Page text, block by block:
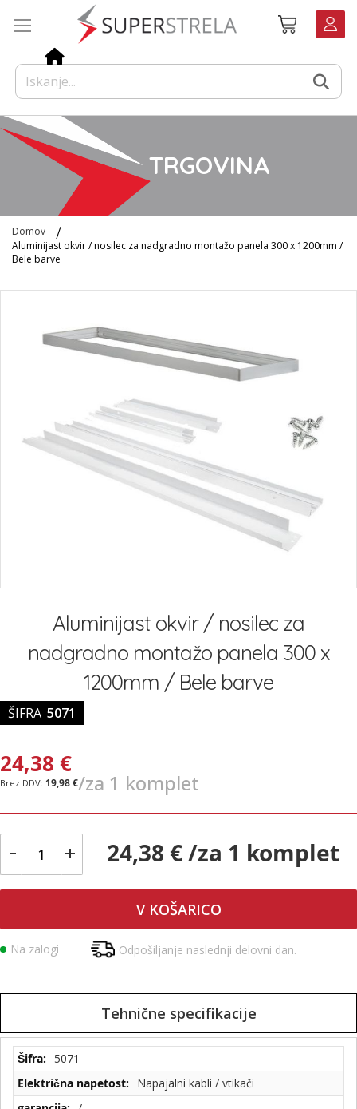
Košarica
TRGOVINA
Domov
Aluminijast okvir / nosilec za nadgradno montažo panela 300 x 1200mm /
Bele barve
Aluminijast okvir / nosilec za
nadgradno montažo panela 300 x
1200mm / Bele barve
ŠIFRA 5071
24,38 €
19,98 €/za 1 komplet
- + 24,38 € /za 1 komplet
V KOŠARICO
Na zalogi Odpošiljanje naslednji delovni dan.
Tehnične specifikacije
Tehnične
specifikacije
5071
Napajalni kabli / vtikači